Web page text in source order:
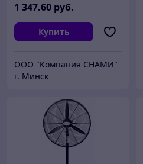
1 347.60 руб.
Купить
ООО "Компания СНАМИ"
г. Минск